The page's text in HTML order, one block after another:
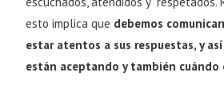
esto implica que debemos
estar atentos a sus respuestas, y
están aceptando y también cuándo